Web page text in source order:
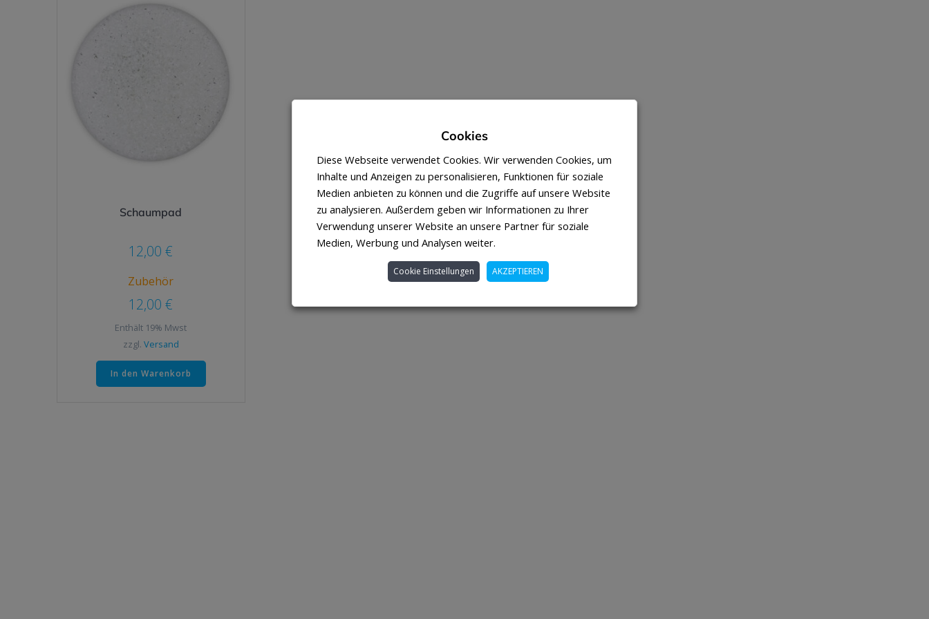
Schaumpad
12,00€
Zubehör
12,00€
Enthält 19% Mwst
zzgl. Versand
In den Warenkorb
Cookies
Diese Webseite verwendet Cookies. Wir verwenden Cookies, um
Inhalte und Anzeigen zu personalisieren, Funktionen für soziale
Medien anbieten zu können und die Zugriffe auf unsere Website
zu analysieren. Außerdem geben wir Informationen zu Ihrer
Verwendung unserer Website an unsere Partner für soziale
Medien, Werbung und Analysen weiter.
Cookie Einstellungen AKZEPTIEREN